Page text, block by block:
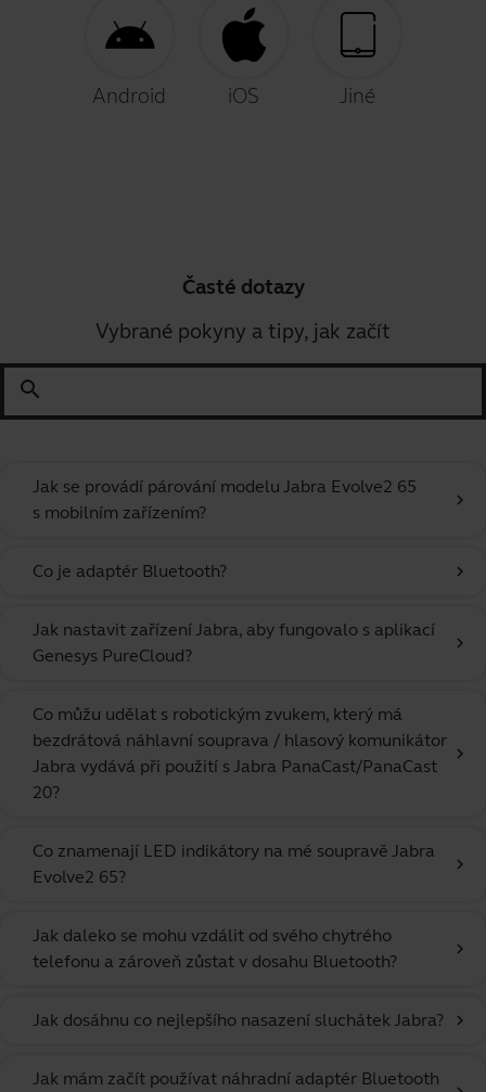
Android iOS Jiné
Časté dotazy
Vybrané pokyny a tipy, jak začít
search
Jak se provádí párování modelu Jabra Evolve2 65
s mobilním zařízením?
chevron_right
Co je adaptér Bluetooth? chevron_right
Jak nastavit zařízení Jabra, aby fungovalo s aplikací
Genesys PureCloud?
chevron_right
Co můžu udělat s robotickým zvukem, který má
bezdrátová náhlavní souprava / hlasový komunikátor
Jabra vydává při použití s Jabra PanaCast/PanaCast
20?
chevron_right
Co znamenají LED indikátory na mé soupravě Jabra
Evolve2 65?
chevron_right
Jak daleko se mohu vzdálit od svého chytrého
telefonu a zároveň zůstat v dosahu Bluetooth?
chevron_right
Jak dosáhnu co nejlepšího nasazení sluchátek Jabra? chevron_right
Jak mám začít používat náhradní adaptér Bluetooth